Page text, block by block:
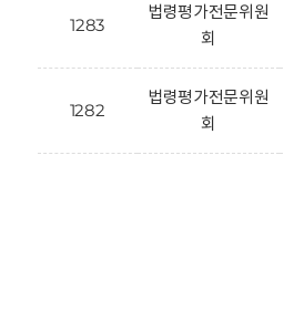
1283
법령평가전문위원
회
1282
법령평가전문위원
회